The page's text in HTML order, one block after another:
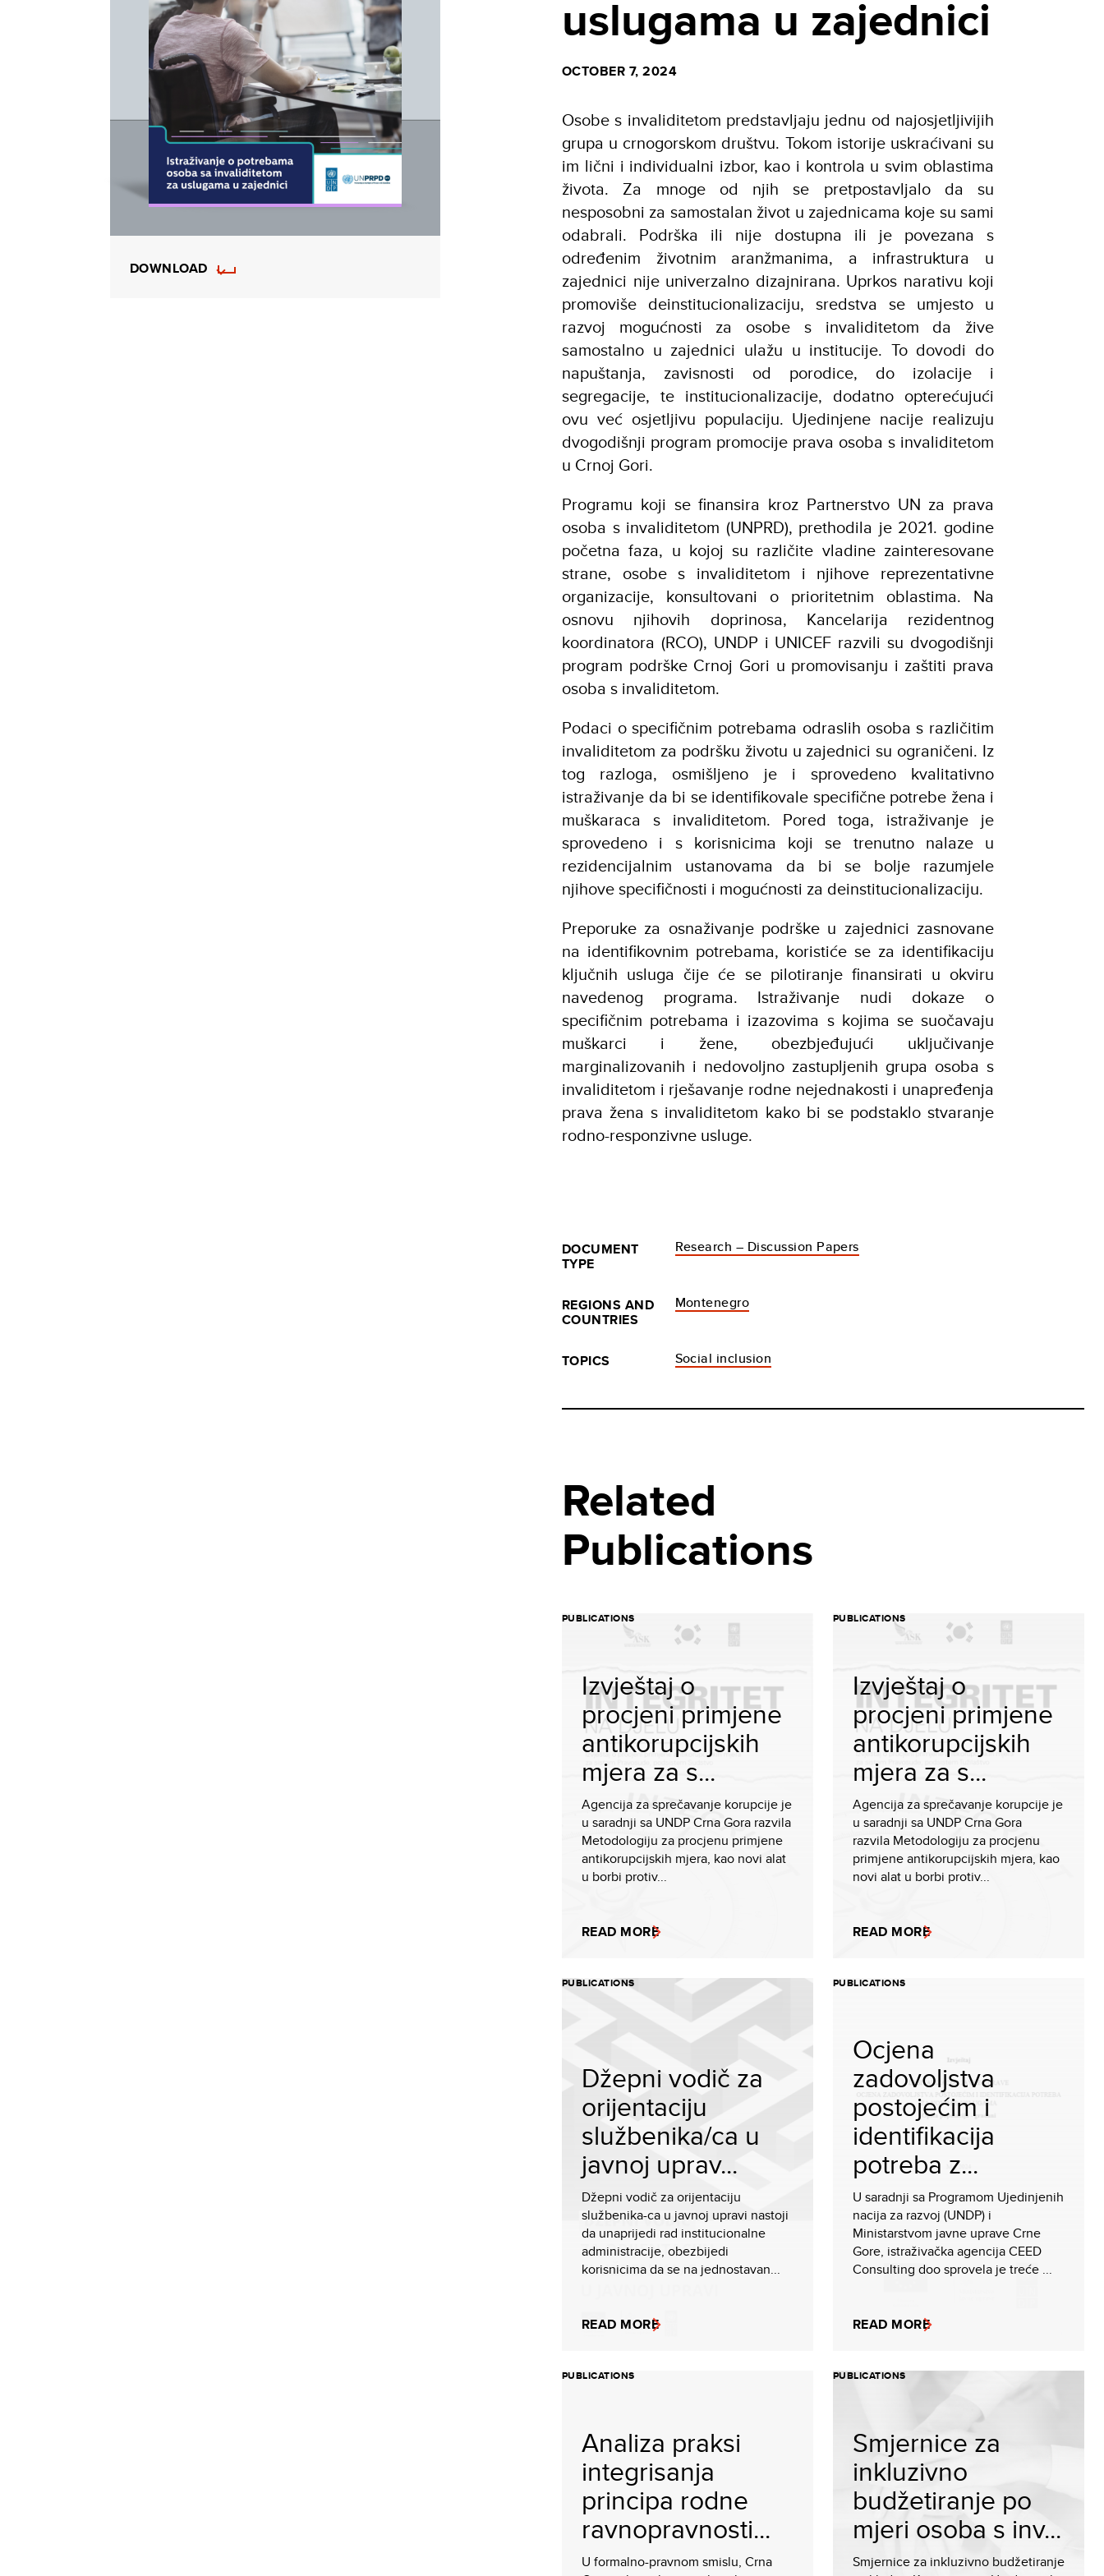
DOWNLOAD
uslugama u zajednici
OCTOBER 7, 2024
Osobe s invaliditetom predstavljaju jednu od najosjetljivijih
grupa u crnogorskom društvu. Tokom istorije uskraćivani su
im lični i individualni izbor, kao i kontrola u svim oblastima
života. Za mnoge od njih se pretpostavljalo da su
nesposobni za samostalan život u zajednicama koje su sami
odabrali. Podrška ili nije dostupna ili je povezana s
određenim životnim aranžmanima, a infrastruktura u
zajednici nije univerzalno dizajnirana. Uprkos narativu koji
promoviše deinstitucionalizaciju, sredstva se umjesto u
razvoj mogućnosti za osobe s invaliditetom da žive
samostalno u zajednici ulažu u institucije. To dovodi do
napuštanja, zavisnosti od porodice, do izolacije i
segregacije, te institucionalizacije, dodatno opterećujući
ovu već osjetljivu populaciju. Ujedinjene nacije realizuju
dvogodišnji program promocije prava osoba s invaliditetom
u Crnoj Gori.
Programu koji se finansira kroz Partnerstvo UN za prava
osoba s invaliditetom (UNPRD), prethodila je 2021. godine
početna faza, u kojoj su različite vladine zainteresovane
strane, osobe s invaliditetom i njihove reprezentativne
organizacije, konsultovani o prioritetnim oblastima. Na
osnovu njihovih doprinosa, Kancelarija rezidentnog
koordinatora (RCO), UNDP i UNICEF razvili su dvogodišnji
program podrške Crnoj Gori u promovisanju i zaštiti prava
osoba s invaliditetom.
Podaci o specifičnim potrebama odraslih osoba s različitim
invaliditetom za podršku životu u zajednici su ograničeni. Iz
tog razloga, osmišljeno je i sprovedeno kvalitativno
istraživanje da bi se identifikovale specifične potrebe žena i
muškaraca s invaliditetom. Pored toga, istraživanje je
sprovedeno i s korisnicima koji se trenutno nalaze u
rezidencijalnim ustanovama da bi se bolje razumjele
njihove specifičnosti i mogućnosti za deinstitucionalizaciju.
Preporuke za osnaživanje podrške u zajednici zasnovane
na identifikovnim potrebama, koristiće se za identifikaciju
ključnih usluga čije će se pilotiranje finansirati u okviru
navedenog programa. Istraživanje nudi dokaze o
specifičnim potrebama i izazovima s kojima se suočavaju
muškarci i žene, obezbjeđujući uključivanje
marginalizovanih i nedovoljno zastupljenih grupa osoba s
invaliditetom i rješavanje rodne nejednakosti i unapređenja
prava žena s invaliditetom kako bi se podstaklo stvaranje
rodno-responzivne usluge.
DOCUMENT
TYPE
Research – Discussion Papers
REGIONS AND
COUNTRIES
Montenegro
TOPICS Social inclusion
Related
Publications
PUBLICATIONS
Izvještaj o
procjeni primjene
antikorupcijskih
mjera za s...
Agencija za sprečavanje korupcije je
u saradnji sa UNDP Crna Gora razvila
Metodologiju za procjenu primjene
antikorupcijskih mjera, kao novi alat
u borbi protiv...
READ MORE
PUBLICATIONS
Izvještaj o
procjeni primjene
antikorupcijskih
mjera za s...
Agencija za sprečavanje korupcije je
u saradnji sa UNDP Crna Gora
razvila Metodologiju za procjenu
primjene antikorupcijskih mjera, kao
novi alat u borbi protiv...
READ MORE
PUBLICATIONS
Džepni vodič za
orijentaciju
službenika/ca u
javnoj uprav...
Džepni vodič za orijentaciju
službenika-ca u javnoj upravi nastoji
da unaprijedi rad institucionalne
administracije, obezbijedi
korisnicima da se na jednostavan...
READ MORE
PUBLICATIONS
Ocjena
zadovoljstva
postojećim i
identifikacija
potreba z...
U saradnji sa Programom Ujedinjenih
nacija za razvoj (UNDP) i
Ministarstvom javne uprave Crne
Gore, istraživačka agencija CEED
Consulting doo sprovela je treće ...
READ MORE
PUBLICATIONS
Analiza praksi
integrisanja
principa rodne
ravnopravnosti...
U formalno-pravnom smislu, Crna
PUBLICATIONS
Smjernice za
inkluzivno
budžetiranje po
mjeri osoba s inv...
Smjernice za inkluzivno budžetiranje